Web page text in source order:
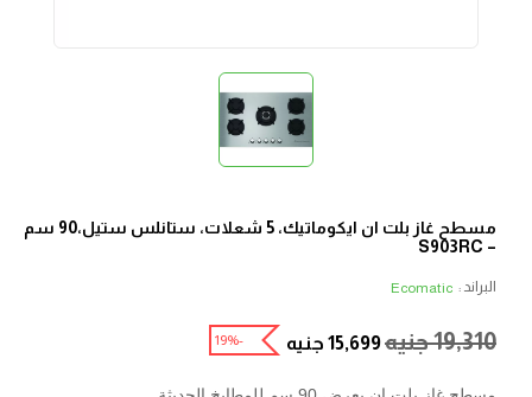
مسطح غاز بلت ان ايكوماتيك، 5 شعلات، ستانلس ستيل،90 سم
– S903RC
البراند : Ecomatic
19,310جنيه15,699 جنيه -19%